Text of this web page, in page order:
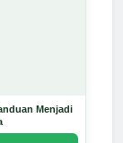
Menjadi